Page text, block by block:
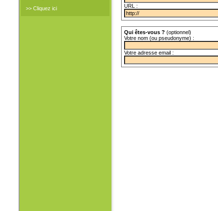
>> Cliquez ici
URL :
Qui êtes-vous ? (optionnel)
Votre nom (ou pseudonyme) :
Votre adresse email :